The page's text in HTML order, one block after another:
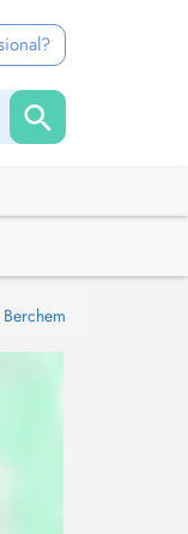
Berchem